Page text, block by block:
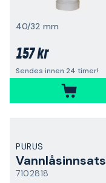
40/32 mm
157 kr
Sendes innen 24 timer!
PURUS
Vannlåsinnsats
7102818